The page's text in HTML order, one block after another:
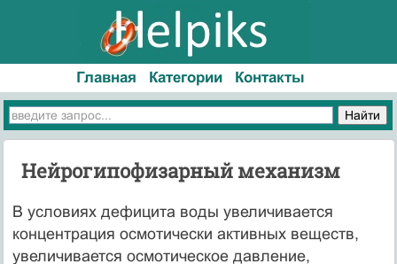
Главная Категории Контакты
Нейрогипофизарный механизм
В условиях дефицита воды увеличивается
концентрация осмотически активных веществ,
увеличивается осмотическое давление,